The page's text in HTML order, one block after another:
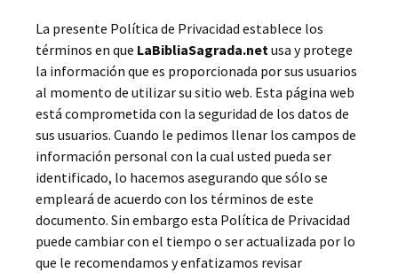
La presente Política de Privacidad establece los
términos en que LaBibliaSagrada.netusa y protege
la información que es proporcionada por sus usuarios
al momento de utilizar su sitio web. Esta página web
está comprometida con la seguridad de los datos de
sus usuarios. Cuando le pedimos llenar los campos de
información personal con la cual usted pueda ser
identificado, lo hacemos asegurando que sólo se
empleará de acuerdo con los términos de este
documento. Sin embargo esta Política de Privacidad
puede cambiar con el tiempo o ser actualizada por lo
que le recomendamos y enfatizamos revisar